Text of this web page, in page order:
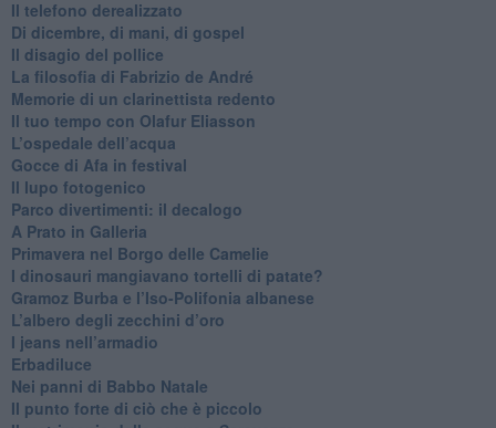
Il telefono derealizzato
​Di dicembre, di mani, di gospel
​Il disagio del pollice
​La filosofia di Fabrizio de André
Memorie di un clarinettista redento
​Il tuo tempo con Olafur Eliasson
​L’ospedale dell’acqua
​Gocce di Afa in festival
​Il lupo fotogenico
​Parco divertimenti: il decalogo
​A Prato in Galleria
​Primavera nel Borgo delle Camelie
I dinosauri mangiavano tortelli di patate?
​Gramoz Burba e l’Iso-Polifonia albanese
L’albero degli zecchini d’oro
​I jeans nell’armadio
Erbadiluce
Nei panni di Babbo Natale
​Il punto forte di ciò che è piccolo